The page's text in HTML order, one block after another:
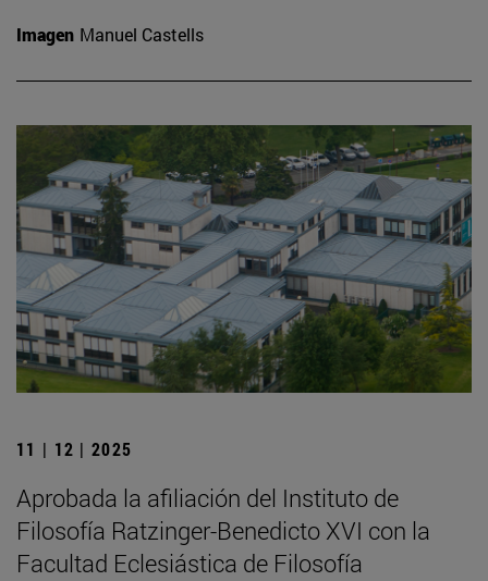
Imagen Manuel Castells
11 | 12 | 2025
Aprobada la afiliación del Instituto de
Filosofía Ratzinger-Benedicto XVI con la
Facultad Eclesiástica de Filosofía